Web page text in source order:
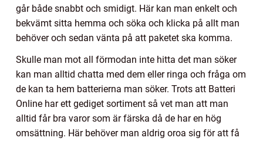
går både snabbt och smidigt. Här kan man enkelt och
bekvämt sitta hemma och söka och klicka på allt man
behöver och sedan vänta på att paketet ska komma.
Skulle man mot all förmodan inte hitta det man söker
kan man alltid chatta med dem eller ringa och fråga om
de kan ta hem batterierna man söker. Trots att Batteri
Online har ett gediget sortiment så vet man att man
alltid får bra varor som är färska då de har en hög
omsättning. Här behöver man aldrig oroa sig för att få